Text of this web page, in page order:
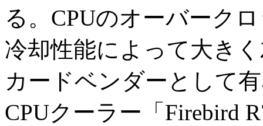
る。CPUのオーバーク
冷却性能によって大き
カードベンダーとして
CPUクーラー「Firebird